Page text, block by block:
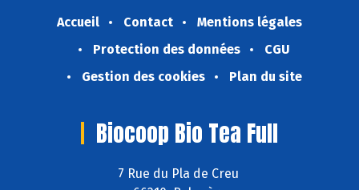
Accueil Contact
Mentions légales
Protection des données
CGU
Gestion des cookies
Plan du site
Biocoop Bio Tea Full
7 Rue du Pla de Creu